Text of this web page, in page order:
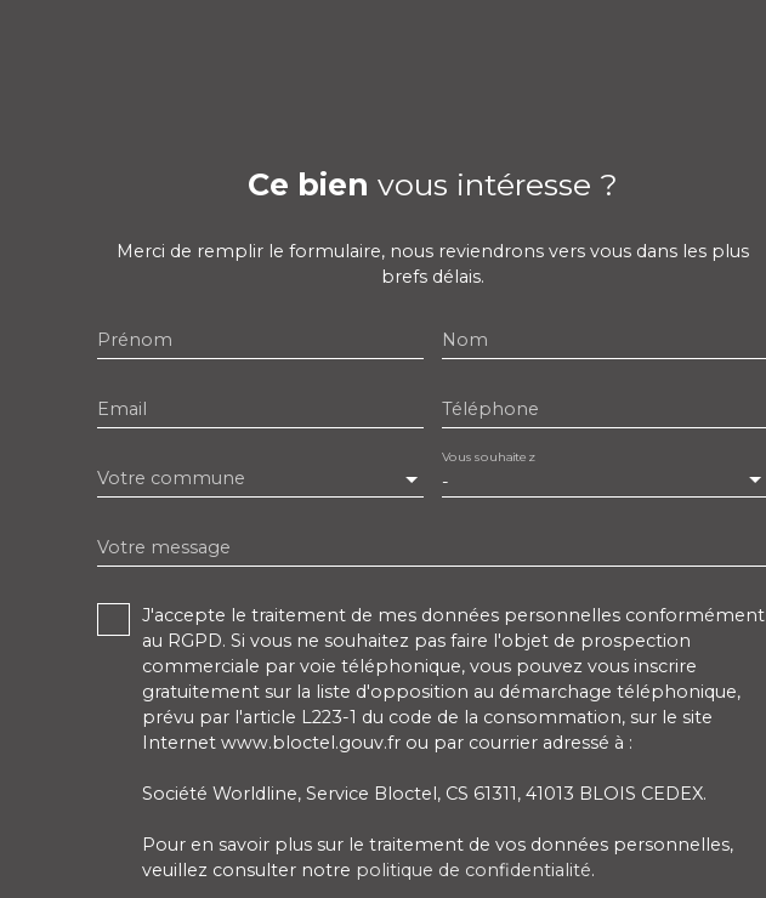
Ce bien vous intéresse ?
Merci de remplir le formulaire, nous reviendrons vers vous dans les plus
brefs délais.
Prénom Nom
Email Téléphone
Votre commune -
Vous souhaitez
Votre message
J'accepte le traitement de mes données personnelles conformément
au RGPD. Si vous ne souhaitez pas faire l'objet de prospection
commerciale par voie téléphonique, vous pouvez vous inscrire
gratuitement sur la liste d'opposition au démarchage téléphonique,
prévu par l'article L223-1 du code de la consommation, sur le site
Internet www.bloctel.gouv.fr ou par courrier adressé à :
Société Worldline, Service Bloctel, CS 61311, 41013 BLOIS CEDEX.
Pour en savoir plus sur le traitement de vos données personnelles,
veuillez consulter notre politique de confidentialité.